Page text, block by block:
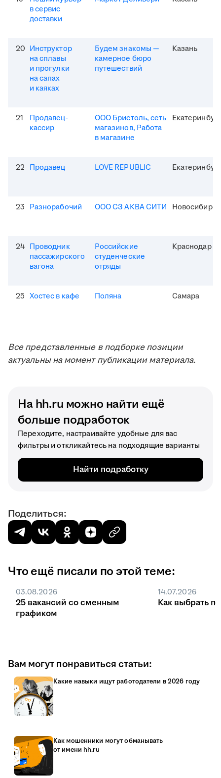
в сервис
доставки
20 Инструктор
на сплавы
и прогулки
на сапах
и каяках
Будем знакомы —
камерное бюро
путешествий
Казань
21
Продавец-
кассир
ООО Бристоль, сеть
магазинов, Работа
в магазине
22 Продавец LOVE REPUBLIC
23 Разнорабочий ООО СЗ АКВА СИТИ Новосибирск
24 Проводник
пассажирского
вагона
Российские
студенческие
отряды
Краснодар
25 Хостес в кафе Поляна Самара
Все представленные в подборке позиции
актуальны на момент публикации материала.
На hh.ru можно найти ещё
больше подработок
Переходите, настраивайте удобные для вас
фильтры и откликайтесь на подходящие варианты
Найти подработку
Поделиться:
Что ещё писали по этой теме:
03.08.2026
25 вакансий со сменным
графиком
14.07.2026
Как выбрать
Вам могут понравиться статьи:
Какие навыки ищут работодатели в 2026 году
Как мошенники могут обманывать
от имени hh.ru